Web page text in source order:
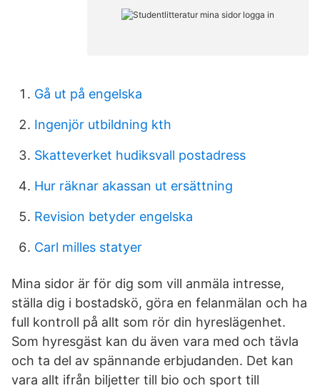
Gå ut på engelska
Ingenjör utbildning kth
Skatteverket hudiksvall postadress
Hur räknar akassan ut ersättning
Revision betyder engelska
Carl milles statyer
Mina sidor är för dig som vill anmäla intresse,
ställa dig i bostadskö, göra en felanmälan och ha
full kontroll på allt som rör din hyreslägenhet.
Som hyresgäst kan du även vara med och tävla
och ta del av spännande erbjudanden. Det kan
vara allt ifrån biljetter till bio och sport till